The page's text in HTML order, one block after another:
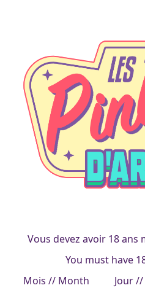
Vous devez avoir 18
You must have
Mois // Month
Jour